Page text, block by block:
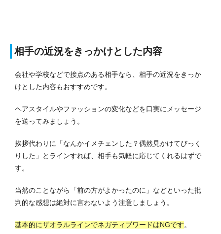
相手の近況をきっかけとした内容
会社や学校などで接点のある相手なら、相手の近況をきっか
けとした内容もおすすめです。
ヘアスタイルやファッションの変化などを口実にメッセージ
を送ってみましょう。
挨拶代わりに「なんかイメチェンした？偶然見かけてびっく
りした」とラインすれば、相手も気軽に応じてくれるはずで
す。
当然のことながら「前の方がよかったのに」などといった批
判的な感想は絶対に言わないよう注意しましょう。
基本的にザオラルラインでネガティブワードはNGです。